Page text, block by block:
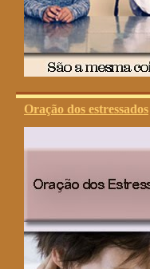
Oração dos estressados